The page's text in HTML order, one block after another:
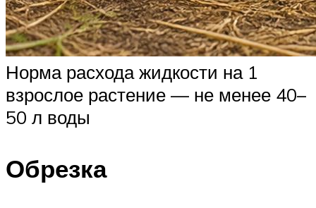
Норма расхода жидкости на 1
взрослое растение — не менее 40–
50 л воды
Обрезка